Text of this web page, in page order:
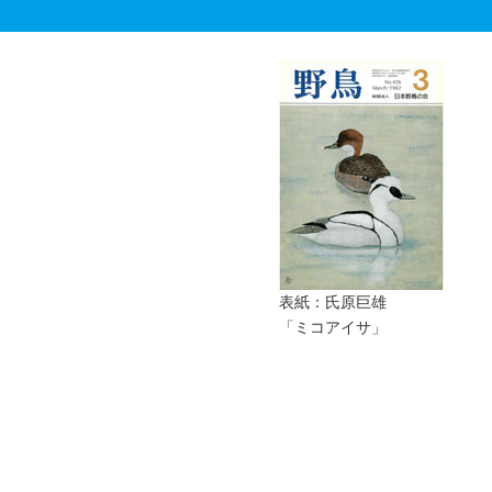
表紙：氏原巨雄
「ミコアイサ」